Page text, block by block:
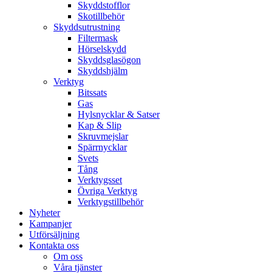
Skyddstofflor
Skotillbehör
Skyddsutrustning
Filtermask
Hörselskydd
Skyddsglasögon
Skyddshjälm
Verktyg
Bitssats
Gas
Hylsnycklar & Satser
Kap & Slip
Skruvmejslar
Spärrnycklar
Svets
Tång
Verktygsset
Övriga Verktyg
Verktygstillbehör
Nyheter
Kampanjer
Utförsäljning
Kontakta oss
Om oss
Våra tjänster